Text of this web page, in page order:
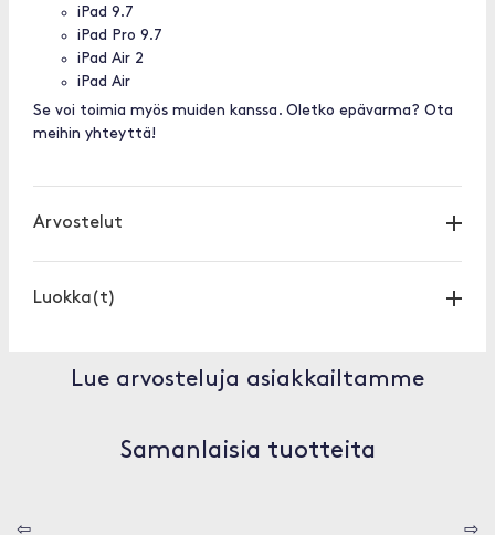
iPad 9.7
iPad Pro 9.7
iPad Air 2
iPad Air
Se voi toimia myös muiden kanssa. Oletko epävarma? Ota
meihin yhteyttä!
Arvostelut
Luokka(t)
Lue arvosteluja asiakkailtamme
Samanlaisia tuotteita
⇦ ⇨